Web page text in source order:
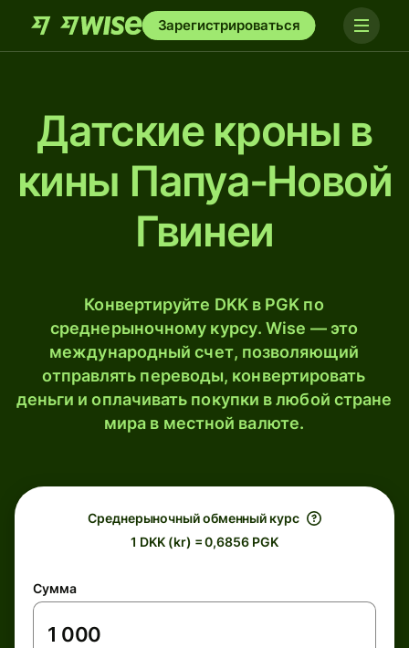
Зарегистрироваться
Датские кроны в
кины Папуа-Новой
Гвинеи
Конвертируйте DKK в PGK по
среднерыночному курсу. Wise — это
международный счет, позволяющий
отправлять переводы, конвертировать
деньги и оплачивать покупки в любой стране
мира в местной валюте.
Среднерыночный обменный курс
1 DKK (kr) = 0,6856 PGK
Сумма